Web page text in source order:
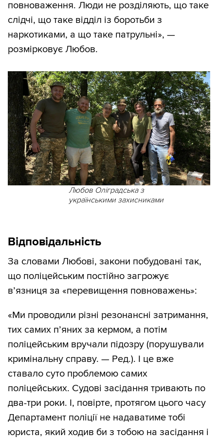
повноваження. Люди не розділяють, що таке
слідчі, що таке відділ із боротьби з
наркотиками, а що таке патрульні», —
розмірковує Любов.
Любов Оліградська з
українськими захисниками
Відповідальність
За словами Любові, закони побудовані так,
що поліцейським постійно загрожує
в’язниця за «перевищення повноважень»:
«Ми проводили різні резонансні затримання,
тих самих п’яних за кермом, а потім
поліцейським вручали підозру (порушували
кримінальну справу. — Ред.). І це вже
ставало суто проблемою самих
поліцейських. Судові засідання тривають по
два-три роки. І, повірте, протягом цього часу
Департамент поліції не надаватиме тобі
юриста, який ходив би з тобою на засідання і